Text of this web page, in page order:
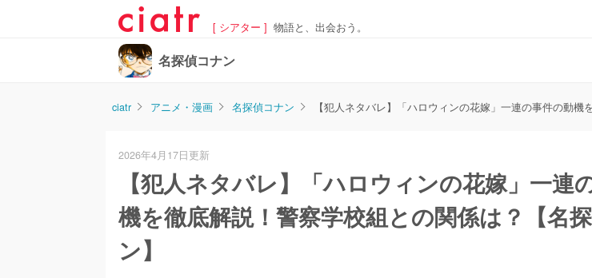
[ シアター ] 物語と、出会おう。
名探偵コナン
ciatr アニメ・漫画 名探偵コナン 【犯人ネタバレ】「ハロウィンの花嫁」一連の事件の動
2026年4月17日更新
【犯人ネタバレ】「ハロウィンの花嫁」一連
機を徹底解説！警察学校組との関係は？【名
ン】